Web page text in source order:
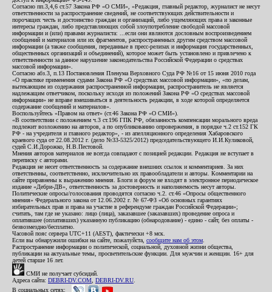
Согласно пп.3,4,6 ст.57 Закона РФ «О СМИ», «Редакция, главный редактор, журналист не несут
ответственности за распространение сведений, не соответствующих действительности и
порочащих честь и достоинство граждан и организаций, либо ущемляющих права и законные
интересы граждан, либо представляющих собой злоупотребление свободой массовой
информации и (или) правами журналиста: ...если они являются дословным воспроизведением
сообщений и материалов или их фрагментов, распространенных другим средством массовой
информации (а также сообщения, переданные в пресс-релизах и информация государственных,
общественных организаций и объединений), которое может быть установлено и привлечено к
ответственности за данное нарушение законодательства Российской Федерации о средствах
массовой информации».
Согласно абз.3, п.13 Постановления Пленума Верховного Суда РФ №16 от 15 июня 2010 года
«О практике применения судами Закона РФ «О средствах массовой информации», «по делам,
вытекающим из содержания распространенной информации, распространитель не является
надлежащим ответчиком, поскольку исходя из положений Закона РФ «О средствах массовой
информации» не вправе вмешиваться в деятельность редакции, в ходе которой определяется
содержание сообщений и материалов».
Воспользуйтесь «Правом на ответ» (ст.46 Закона РФ «О СМИ»).
«В соответствии с положением ч.3 ст.196 ГПК РФ, обязанность компенсации морального вреда
подлежит возложению на авторов, а по опубликованию опровержения, в порядке ч.2 ст.152 ГК
РФ - на учредителя и главного редактор», - из апелляционного определения Хабаровского
краевого суда от 22.08.2012 г. (дело №33-5325/2012) председательствующего И.И.Куликовой,
судей С.И.Дорожко, Н.В.Пестовой.
Мнения авторов материалов не всегда совпадают с позицией редакции. Редакция не вступает в
переписку с авторами.
Редакция не несет ответственность за содержание внешних ссылок и комментариев. За них
ответственны, соответственно, исключительно их правообладатели и авторы. Комментарии на
сайте приравнены к выражению мнения. Блоги и форум не входят в электронное периодическое
издание «Дебри-ДВ», ответственность за достоверность и наполняемость несут авторы.
Политические опросы/голосования проводятся согласно ч.2. ст.46 «Опросы общественного
мнения» Федерального закона от 12.06.2002 г. № 67-ФЗ «Об основных гарантиях
избирательных прав и права на участие в референдуме граждан Российской Федерации»;
считать, там где не указано: лицо (лица), заказавшее (заказавших) проведение опроса и
оплатившее (оплативших) указанную публикацию (обнародование) - едино - сайт, без оплаты -
безвозмездно/бесплатно.
Часовой пояс сервера UTC+11 (AEST), фактически +8 мск.
Если вы обнаружили ошибки на сайте, пожалуйста, сообщите нам об этом
Распространение информации о политической, социальной, духовной жизни общества,
публикации на актуальные темы, просветительские функции. Для мужчин и женщин. 16+ для
детей старше 16 лет.
СМИ не получает субсидий.
Адреса сайта: DEBRI-DV.COM DEBRI-DV.RU
В социальных сетях: